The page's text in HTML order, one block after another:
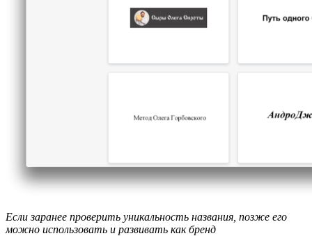
Если заранее проверить уникальность названия, позже его
можно использовать и развивать как бренд